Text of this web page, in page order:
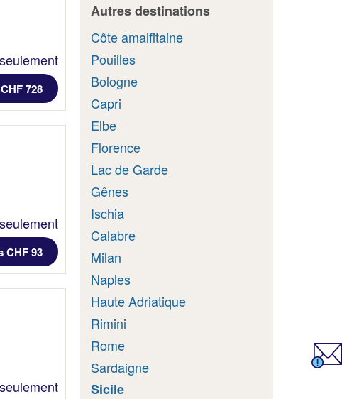
728
CHF 93
Autres destinations
Côte amalfitaine
Pouilles
Bologne
Capri
Elbe
Florence
Lac de Garde
Gênes
Ischia
Calabre
Milan
Naples
Haute Adriatique
Rimini
Rome
Sardaigne
Sicile